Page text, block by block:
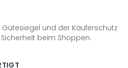
und der Käuferschutz
beim Shoppen.